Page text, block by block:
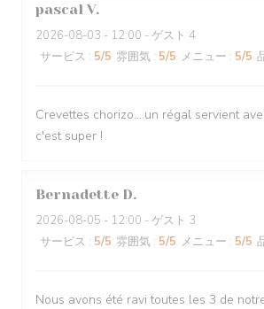
pascal V
2026-08-03 - 12:00 - ゲスト 4
サービス : 5/5 雰囲気 : 5/5 メニュー : 5/5
Crevettes chorizo....un régal servient
c'est super !
Bernadette D
2026-08-05 - 12:00 - ゲスト 3
サービス : 5/5 雰囲気 : 5/5 メニュー : 5/5
Nous avons été ravi toutes les 3 de